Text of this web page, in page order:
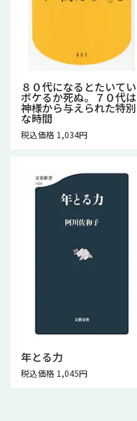
８０代になるとたいてい
ボケるか死ぬ。７０代は
神様から与えられた特別
な時間
税込価格 1,034円
年とる力
税込価格 1,045円